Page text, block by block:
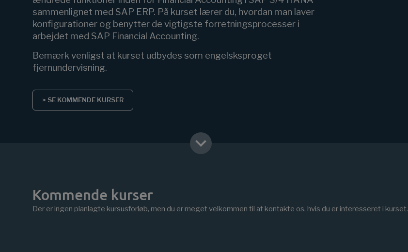
sammenlignet med SAP ERP. På kurset lærer du, hvordan man laver
konfigurationer og benytter de vigtigste forretningsprocesser i
arbejdet med SAP Financial Accounting.
Bemærk venligst at kurset udbydes som engelsksproget
fjernundervisning.
> SE KOMMENDE KURSER
Kommende kurser
Der er ingen planlagte kursusforløb, men du er meget velkommen til at kontakte os, hvis du er interesseret i kurset.